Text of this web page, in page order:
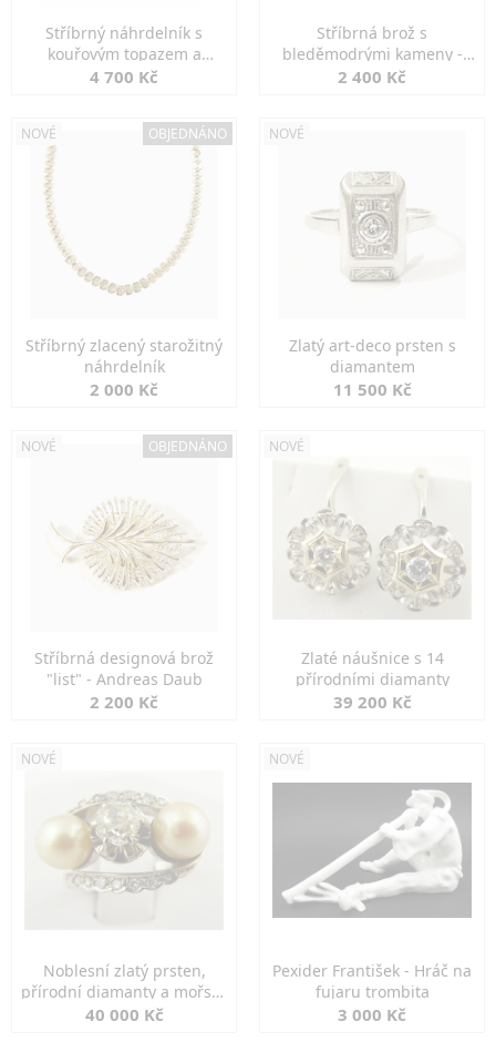
Stříbrný náhrdelník s
kouřovým topazem a
markazity
4 700 Kč
Stříbrná brož s
bleděmodrými kameny -
jemná elegance
2 400 Kč
NOVÉ OBJEDNÁNO
Stříbrný zlacený starožitný
náhrdelník
2 000 Kč
NOVÉ
Zlatý art-deco prsten s
diamantem
11 500 Kč
NOVÉ OBJEDNÁNO
Stříbrná designová brož
"list" - Andreas Daub
2 200 Kč
NOVÉ
Zlaté náušnice s 14
přírodními diamanty
39 200 Kč
NOVÉ
Noblesní zlatý prsten,
přírodní diamanty a mořské
perly
40 000 Kč
NOVÉ
Pexider František - Hráč na
fujaru trombita
3 000 Kč